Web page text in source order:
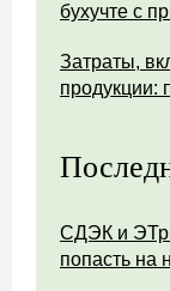
бухучте с
Затраты,
продукции:
СДЭК и
попасть на